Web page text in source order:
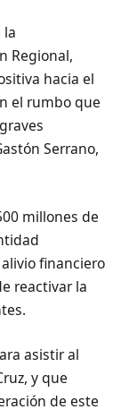
la
Regional,
hacia el
el rumbo que
Serrano,
millones de
financiero
reactivar la
asistir al
y que
de este